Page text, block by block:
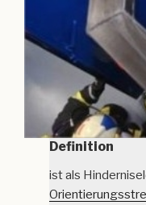
Definition
ist als